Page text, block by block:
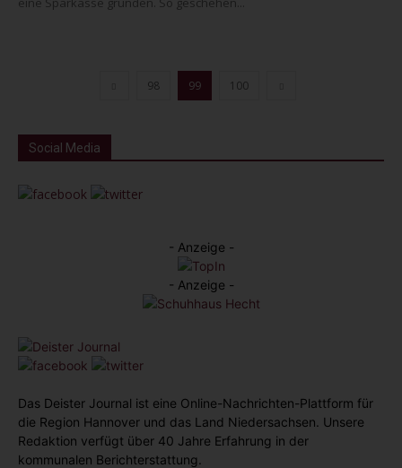
98 99 100
Social Media
- Anzeige -
- Anzeige -
Das Deister Journal ist eine Online-Nachrichten-Plattform für
die Region Hannover und das Land Niedersachsen. Unsere
Redaktion verfügt über 40 Jahre Erfahrung in der
kommunalen Berichterstattung.